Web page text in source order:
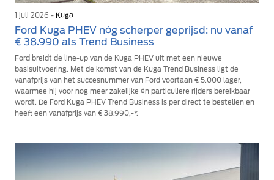
1 juli 2026 - Kuga
Ford Kuga PHEV nóg scherper geprijsd: nu vanaf
€ 38.990 als Trend Business
Ford breidt de line-up van de Kuga PHEV uit met een nieuwe
basisuitvoering. Met de komst van de Kuga Trend Business ligt de
vanafprijs van het succesnummer van Ford voortaan € 5.000 lager,
waarmee hij voor nog meer zakelijke én particuliere rijders bereikbaar
wordt. De Ford Kuga PHEV Trend Business is per direct te bestellen en
heeft een vanafprijs van € 38.990,-*.